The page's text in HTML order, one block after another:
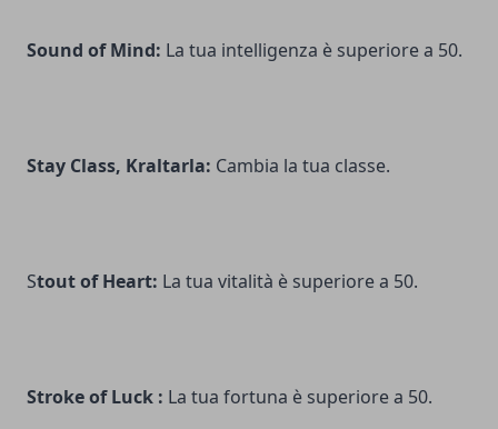
Sound of Mind: La tua intelligenza è superiore a 50.
Stay Class, Kraltarla: Cambia la tua classe.
Stout of Heart: La tua vitalità è superiore a 50.
Stroke of Luck : La tua fortuna è superiore a 50.